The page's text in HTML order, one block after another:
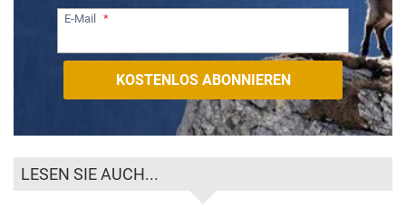
E-Mail
LESEN SIE AUCH...